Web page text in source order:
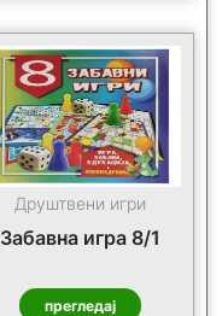
Друштвени игри
Забавна игра 8/1
прегледај